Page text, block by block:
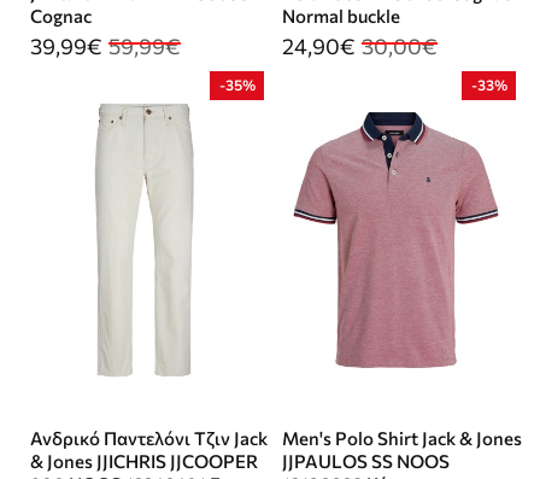
Cognac
39,99€ 59,99€
Normal buckle
24,90€ 30,00€
-35%
Ανδρικό Παντελόνι Τζιν Jack
& Jones JJICHRIS JJCOOPER
-33%
Men's Polo Shirt Jack & Jones
JJPAULOS SS NOOS